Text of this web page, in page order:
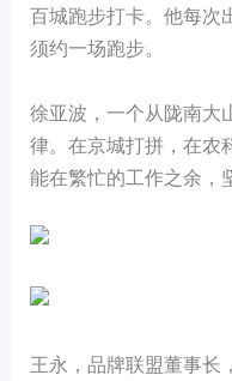
百城跑步打卡。他每次
须约一场跑步。
徐亚波，一个从陇南大
律。在京城打拼，在农
能在繁忙的工作之余，
王永，品牌联盟董事长